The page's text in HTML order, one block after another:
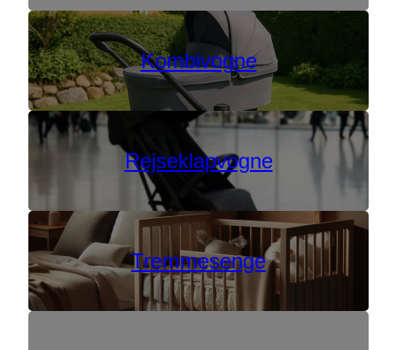
Kombivogne
Rejseklapvogne
Tremmesenge